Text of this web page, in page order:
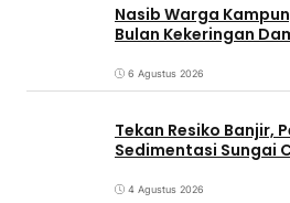
Nasib Warga
Bulan Kekeringan
6 Agustus 2026
Tekan Resiko Banjir,
Sedimentasi Sungai
4 Agustus 2026